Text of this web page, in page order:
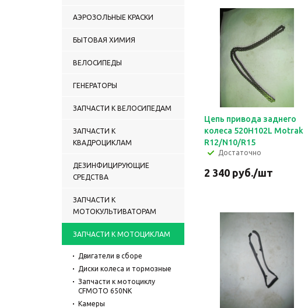
АЭРОЗОЛЬНЫЕ КРАСКИ
БЫТОВАЯ ХИМИЯ
ВЕЛОСИПЕДЫ
ГЕНЕРАТОРЫ
ЗАПЧАСТИ К ВЕЛОСИПЕДАМ
ЗАПЧАСТИ К
КВАДРОЦИКЛАМ
ДЕЗИНФИЦИРУЮЩИЕ
СРЕДСТВА
ЗАПЧАСТИ К
МОТОКУЛЬТИВАТОРАМ
ЗАПЧАСТИ К МОТОЦИКЛАМ
Двигатели в сборе
Диски колеса и тормозные
Запчасти к мотоциклу
CFMOTO 650NK
Камеры
Цепь привода заднего
колеса 520Н102L Motrak
R12/N10/R15
Достаточно
2 340 руб./шт